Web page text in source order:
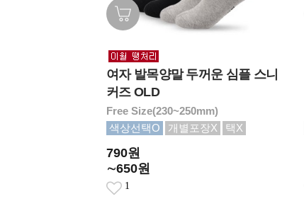
여자 발목양말 두꺼운 심플 스니
커즈 OLD
Free Size(230~250mm)
색상선택O
개별포장X 택X
790원
∼650원
1